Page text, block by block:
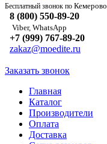
Бесплатный звонок по Кемерово
8 (800) 550-89-20
Viber, WhatsApp
+7 (999) 767-89-20
zakaz@moedite.ru
Заказать звонок
Главная
Каталог
Производители
Оплата
Доставка